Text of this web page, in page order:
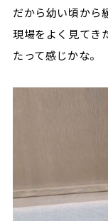
だから幼い頃から
現場をよく見てき
たって感じかな。